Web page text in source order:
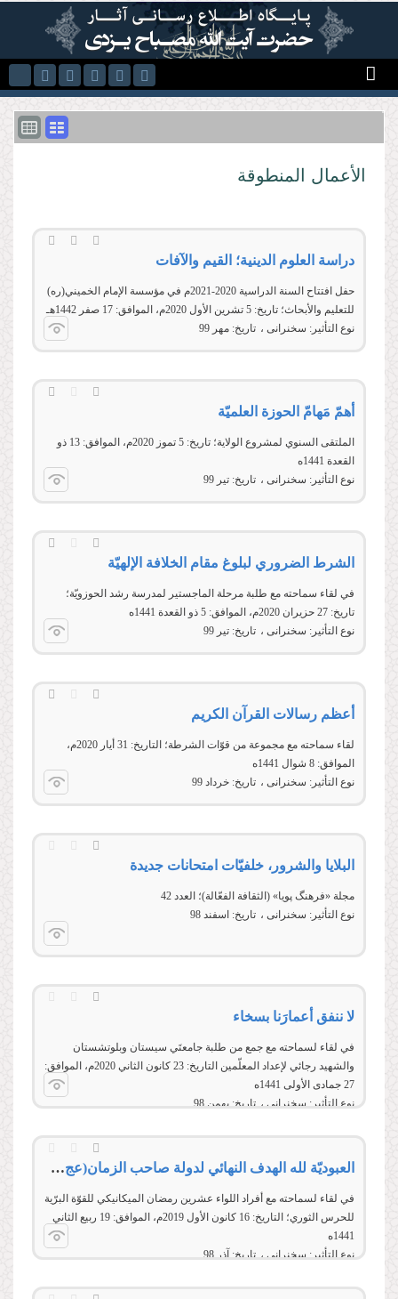
Skip to main content
الأعمال المنطوقة
دراسة العلوم الدينية؛ القيم والآفات
حفل افتتاح السنة الدراسية 2020-2021م في مؤسسة الإمام الخميني(ره)
للتعليم والأبحاث؛ تاريخ: 5 تشرين الأول 2020م، الموافق: 17 صفر 1442هـ
نوع التأثير: سخنرانی تاریخ: مهر 99
أهمّ مَهامّ الحوزة العلميّة
الملتقى السنوي لمشروع الولاية؛ تاريخ: 5 تموز 2020م، الموافق: 13 ذو
القعدة 1441ه
نوع التأثير: سخنرانی تاریخ: تير 99
الشرط الضروري لبلوغ مقام الخلافة الإلهيّة
في لقاء سماحته مع طلبة مرحلة الماجستير لمدرسة رشد الحوزويّة؛
تاريخ: 27 حزيران 2020م، الموافق: 5 ذو القعدة 1441ه
نوع التأثير: سخنرانی تاریخ: تير 99
أعظم رسالات القرآن الكريم
لقاء سماحته مع مجموعة من قوّات الشرطة؛ التاريخ: 31 أيار 2020م،
الموافق: 8 شوال 1441ه
نوع التأثير: سخنرانی تاریخ: خرداد 99
البلايا والشرور، خلفيّات امتحانات جديدة
مجلة «فرهنگ پویا» (الثقافة الفعّالة)؛ العدد 42
نوع التأثير: سخنرانی تاریخ: اسفند 98
لا ننفق أعمارَنا بسخاء
في لقاء لسماحته مع جمع من طلبة جامعتَي سيستان وبلوتشستان
والشهيد رجائي لإعداد المعلّمين التاريخ: 23 كانون الثاني 2020م، الموافق:
27 جمادى الأولى 1441ه
نوع التأثير: سخنرانی تاریخ: بهمن 98
العبوديّة لله الهدف النهائي لدولة صاحب الزمان(عج) العالميّة
في لقاء لسماحته مع أفراد اللواء عشرين رمضان الميكانيكي للقوّة البرّية
للحرس الثوري؛ التاريخ: 16 كانون الأول 2019م، الموافق: 19 ربيع الثاني
1441ه
نوع التأثير: سخنرانی تاریخ: آذر 98